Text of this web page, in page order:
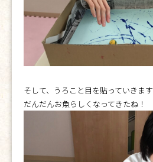
そして、うろこと目を貼っていきます
だんだんお魚らしくなってきたね！